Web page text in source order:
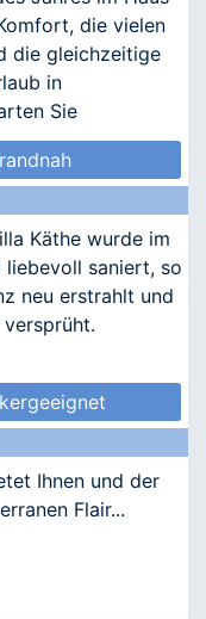
die vielen
die gleichzeitige
in
Sie
Käthe wurde im
saniert, so
neu erstrahlt und
Ihnen und der
Flair...